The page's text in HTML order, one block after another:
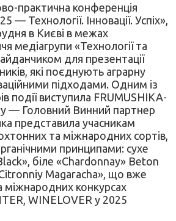
практична конференція
— Технології. Інновації. Успіх»,
в Києві в межах
медіагрупи «Технології та
для презентації
які поєднують аграрну
підходами. Одним із
події виступила FRUMUSHIKA-
— Головний Винний партнер
представила учасникам
та міжнародних сортів,
принципами: сухе
біле «Chardonnay» Beton
Magaracha», що вже
міжнародних конкурсах
WINELOVER у 2025